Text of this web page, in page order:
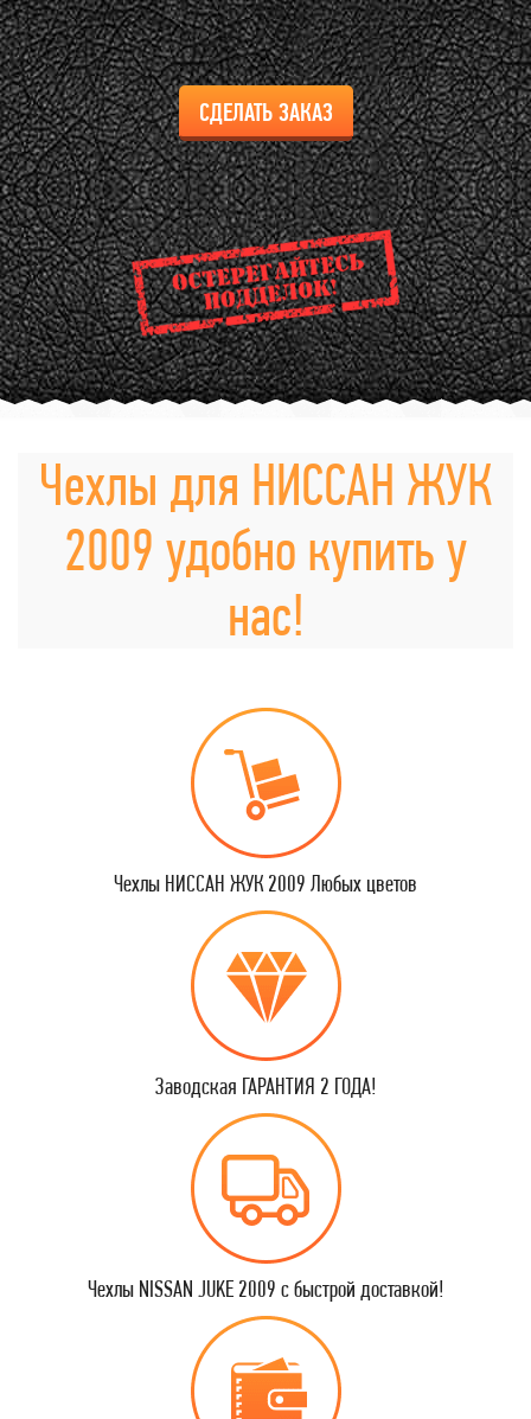
СДЕЛАТЬ ЗАКАЗ
Чехлы для НИССАН ЖУК
2009 удобно купить у
нас!
Чехлы НИССАН ЖУК 2009 Любых цветов
Заводская ГАРАНТИЯ 2 ГОДА!
Чехлы NISSAN JUKE 2009 с быстрой доставкой!